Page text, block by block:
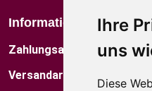
Ihre
uns
Diese
Informationen
Zahlungsarten
Versandarten